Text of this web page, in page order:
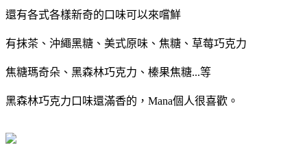
還有各式各樣新奇的口味可以來嚐鮮
有抹茶、沖繩黑糖、美式原味、焦糖、草莓巧克力
焦糖瑪奇朵、黑森林巧克力、榛果焦糖...等
黑森林巧克力口味還滿香的，Mana個人很喜歡。